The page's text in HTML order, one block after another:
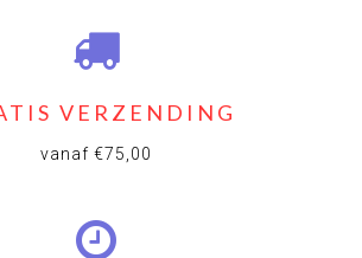
VERZENDING
vanaf €75,00